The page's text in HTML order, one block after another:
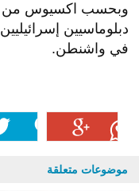
وبحسب اكسيوس من
دبلوماسيين
في واشنطن.
موضوعات متعلقة